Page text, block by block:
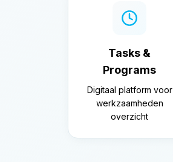
Tasks &
Programs
Digitaal platform voor
werkzaamheden
overzicht